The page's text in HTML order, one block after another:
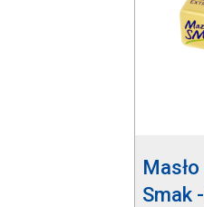
Smak